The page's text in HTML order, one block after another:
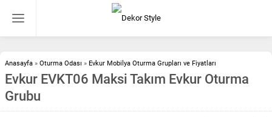
Anasayfa » Oturma Odası » Evkur Mobilya Oturma Grupları ve Fiyatları
Evkur EVKT06 Maksi Takım Evkur Oturma
Grubu